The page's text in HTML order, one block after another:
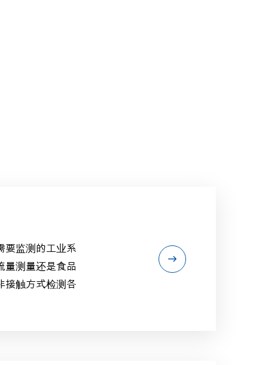
要监测的工业系
量测量还是食品
接触方式检测各